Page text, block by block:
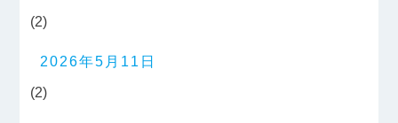
(2)
2026年5月11日
(2)